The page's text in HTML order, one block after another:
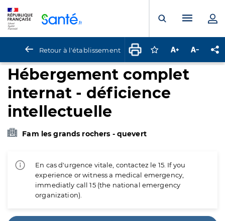
Ouvrir laMenu
Retour à l'établissement Connectez-vous
Augmenter la
Hébergement complet
internat - déficience
intellectuelle
Fam les grands rochers - quevert
En cas d'urgence vitale, contactez le 15. If you
experience or witness a medical emergency,
immediatly call 15 (the national emergency
organization).